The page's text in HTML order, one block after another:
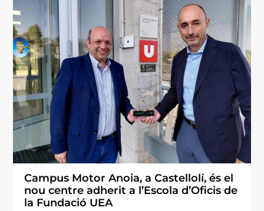
Campus Motor Anoia, a Castellolí, és el
nou centre adherit a l’Escola d’Oficis de
la Fundació UEA